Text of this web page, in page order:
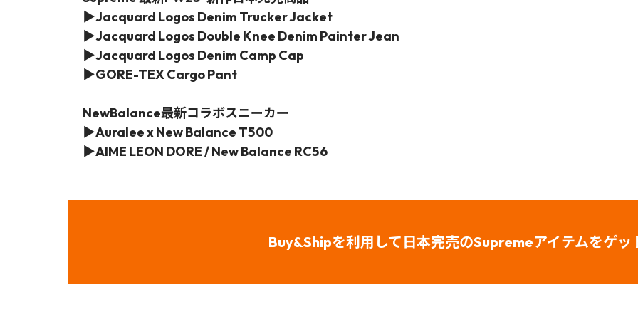
▶Jacquard Logos Denim Trucker Jacket
▶Jacquard Logos Double Knee Denim Painter Jean
▶Jacquard Logos Denim Camp Cap
▶GORE-TEX Cargo Pant
NewBalance最新コラボスニーカー
▶Auralee x New Balance T500
▶AIME LEON DORE / New Balance RC56
Buy&Shipを利用して日本完売のSupremeアイテムをゲッ